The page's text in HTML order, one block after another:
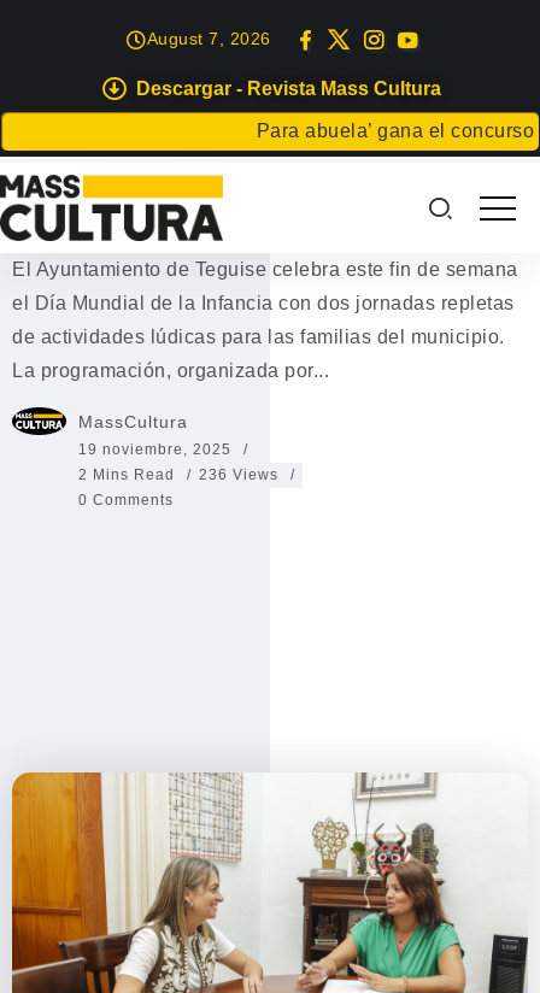
Descargar - Revista Mass Cultura
Para abuela’ gana el concurso
August 7, 2026
EVENTOS
Teguise celebra el Día Mundial de
la Infancia
El Ayuntamiento de Teguise celebra este fin de semana
el Día Mundial de la Infancia con dos jornadas repletas
de actividades lúdicas para las familias del municipio.
La programación, organizada por...
MassCultura
19 noviembre, 2025
2 Mins Read
236 Views
0 Comments